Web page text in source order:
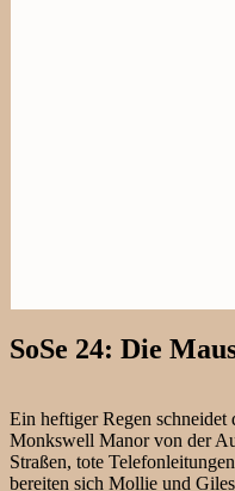
SoSe 24: Die
Ein heftiger Regen schneidet
Monkswell Manor von der
Straßen, tote
bereiten sich Mollie und